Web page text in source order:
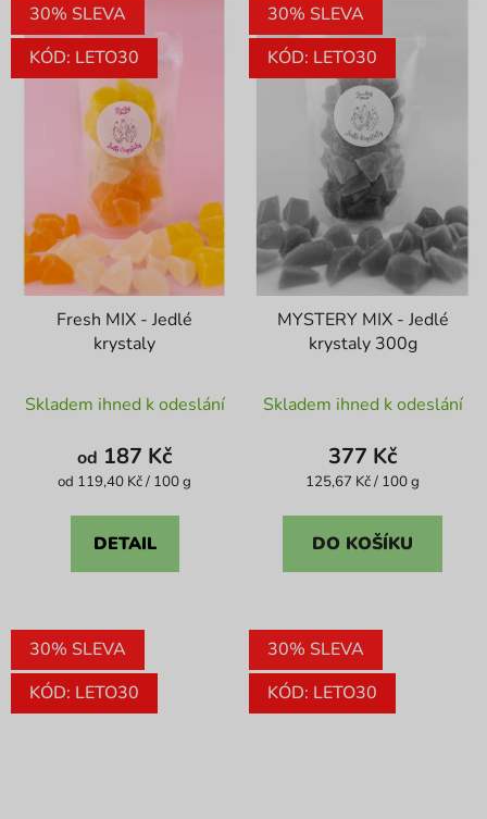
30% SLEVA
KÓD: LETO30
Fresh MIX - Jedlé
krystaly
hodnocení
produktu
je
z
Skladem ihned k odeslání
od 187 Kč
Měrná
od 119,40 Kč / 100 g
DETAIL
30% SLEVA
KÓD: LETO30
MYSTERY MIX - Jedlé
krystaly 300g
Skladem ihned k odeslání
377 Kč
Měrná
125,67 Kč / 100 g
DO KOŠÍKU
30% SLEVA
KÓD: LETO30
30% SLEVA
KÓD: LETO30